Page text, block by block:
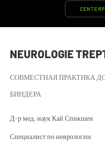
NEUROLOGIE
СОВМЕСТНАЯ ПРАКТИКА
БИНДЕРА
Д-р мед. наук Кай Спикшен
Специалист по неврологии